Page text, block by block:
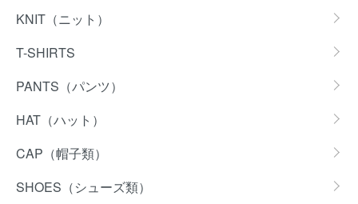
KNIT（ニット）
T-SHIRTS
PANTS（パンツ）
HAT（ハット）
CAP（帽子類）
SHOES（シューズ類）